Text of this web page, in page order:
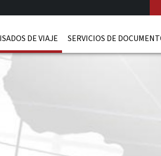
DE VIAJE SERVICIOS DE